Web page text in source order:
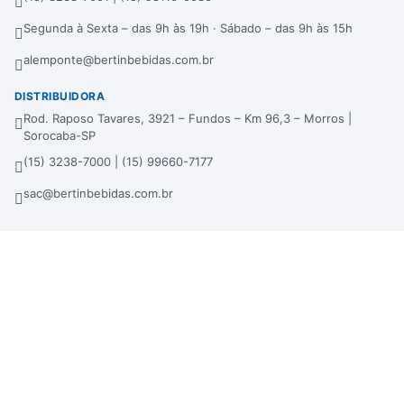
Segunda à Sexta – das 9h às 19h · Sábado – das 9h às 15h
alemponte@bertinbebidas.com.br
DISTRIBUIDORA
Rod. Raposo Tavares, 3921 – Fundos – Km 96,3 – Morros |
Sorocaba-SP
(15) 3238-7000 | (15) 99660-7177
sac@bertinbebidas.com.br